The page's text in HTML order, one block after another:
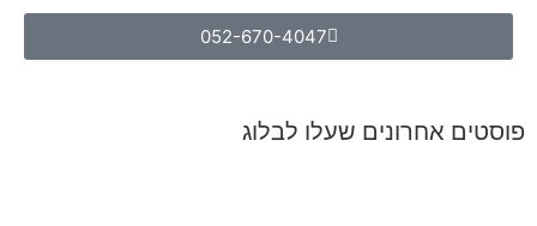
052-670-4047
פוסטים אחרונים שעלו לבלוג